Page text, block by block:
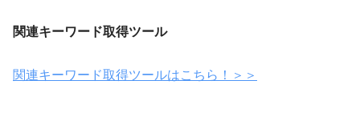
関連キーワード取得ツール
関連キーワード取得ツールはこちら！＞＞